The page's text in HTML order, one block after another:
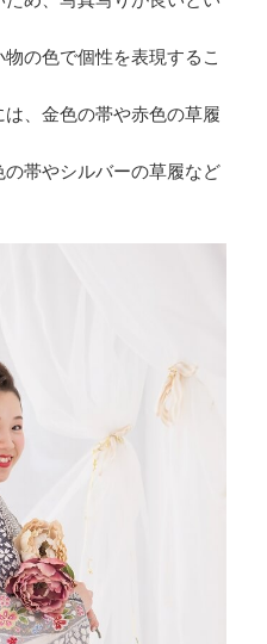
の色で個性を表現するこ
、金色の帯や赤色の草履
帯やシルバーの草履など